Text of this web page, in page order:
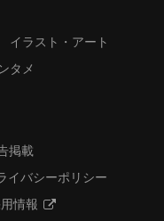
イラスト・アート
タメ
掲載
イバシーポリシー
情報